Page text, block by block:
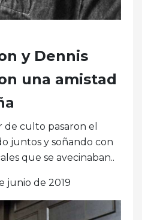
y Dennis
una amistad
de culto pasaron el
juntos y soñando con
que se avecinaban..
junio de 2019